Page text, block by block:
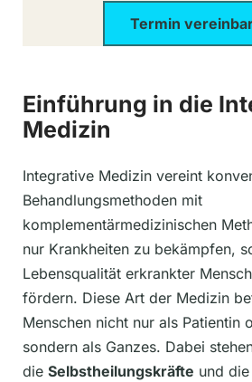
Termin
Einführung in die
Medizin
Integrative Medizin vereint
Behandlungsmethoden mit
komplementärmedizinischen
nur Krankheiten zu bekämpfen,
Lebensqualität erkrankter
fördern. Diese Art der Medizin
Menschen nicht nur als Patientin
sondern als Ganzes. Dabei
die Selbstheilungskräfte und die